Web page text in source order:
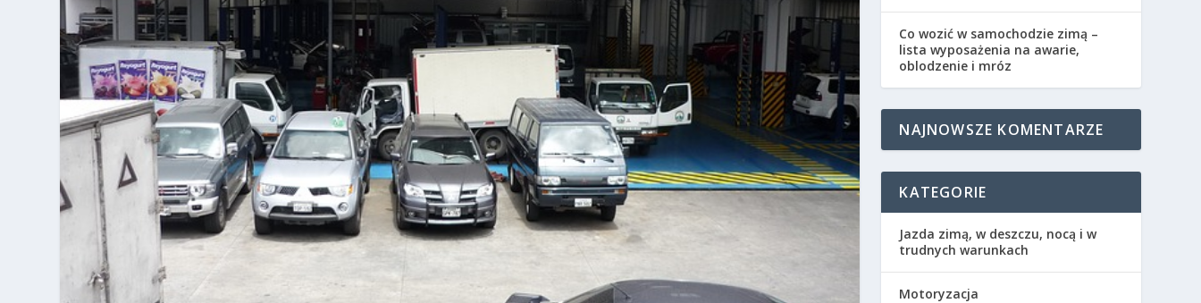
Co wozić w samochodzie zimą –
lista wyposażenia na awarie,
oblodzenie i mróz
NAJNOWSZE KOMENTARZE
KATEGORIE
Jazda zimą, w deszczu, nocą i w
trudnych warunkach
Motoryzacja